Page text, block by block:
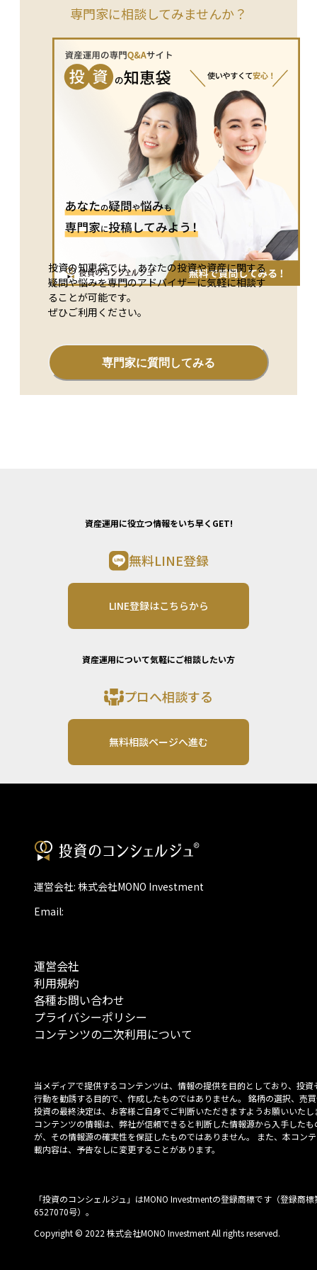
象は、一定の所得以下であることや、住民税が非課税であるこ
となど、細かい条件を満たした人に限られます。給付額は対象
者の種類（老齢年金受給者、障害年金受給者、遺族年金受給者
など）によって異なりますが、毎月の年金に上乗せされる形で
振り込まれます。申請が必要で、自動的に支給されるわけでは
ないため、条件に該当する場合は申請を忘れないことが重要で
す。生活の支えとして、特に低所得の年金受給者にとっては非
常にありがたい制度です。
専門家に相談してみませんか？
投資の知恵袋では、あなたの投資や資産に関する
疑問や悩みを専門のアドバイザーに気軽に相談す
ることが可能です。
ぜひご利用ください。
専門家に質問してみる
資産運用に役立つ情報をいち早くGET!
無料LINE登録
LINE登録はこちらから
資産運用について気軽にご相談したい方
プロへ相談する
無料相談ページへ進む
運営会社: 株式会社MONO Investment
Email:
運営会社
利用規約
各種お問い合わせ
プライバシーポリシー
コンテンツの二次利用について
当メディアで提供するコンテンツは、情報の提供を目的としており、投資
行動を勧誘する目的で、作成したものではありません。 銘柄の選択、売
投資の最終決定は、お客様ご自身でご判断いただきますようお願いいたし
コンテンツの情報は、弊社が信頼できると判断した情報源から入手したも
が、その情報源の確実性を保証したものではありません。 また、本コン
載内容は、予告なしに変更することがあります。
「投資のコンシェルジュ」はMONO Investmentの登録商標です（登録商標
6527070号）。
Copyright © 2022 株式会社MONO Investment All rights reserved.